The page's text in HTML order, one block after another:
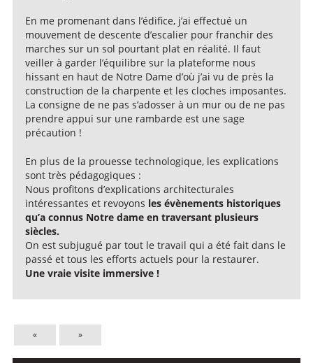
En me promenant dans l’édifice, j’ai effectué un
mouvement de descente d’escalier pour franchir des
marches sur un sol pourtant plat en réalité. Il faut
veiller à garder l’équilibre sur la plateforme nous
hissant en haut de Notre Dame d’où j’ai vu de près la
construction de la charpente et les cloches imposantes.
La consigne de ne pas s’adosser à un mur ou de ne pas
prendre appui sur une rambarde est une sage
précaution !
En plus de la prouesse technologique, les explications
sont très pédagogiques :
Nous profitons d’explications architecturales
intéressantes et revoyons les évènements historiques
qu’a connus Notre dame en traversant plusieurs
siècles.
On est subjugué par tout le travail qui a été fait dans le
passé et tous les efforts actuels pour la restaurer.
Une vraie visite immersive !
« »